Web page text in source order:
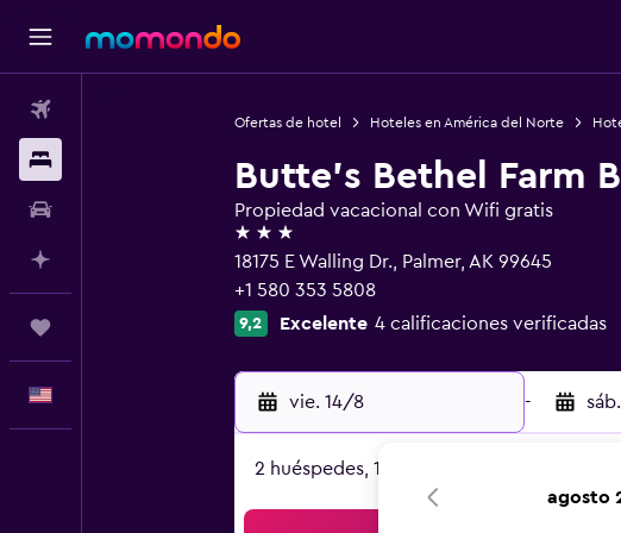
Ofertas de hotel Hoteles en América del Norte
Butte's Bethel Farm
Propiedad vacacional con Wifi gratis
3 estrellas
18175 E Walling Dr., Palmer, AK 99645
+1 580 353 5808
9,2 Excelente 4 calificaciones verificadas
vie. 14/8 -
2 huéspedes, 1 habitación
agosto